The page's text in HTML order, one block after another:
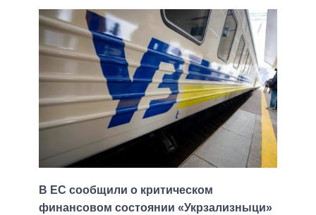
В ЕС сообщили о критическом
финансовом состоянии «Укрзализныци»